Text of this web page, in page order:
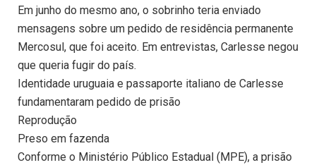
Em junho do mesmo ano, o sobrinho teria enviado
mensagens sobre um pedido de residência permanente
Mercosul, que foi aceito. Em entrevistas, Carlesse negou
que queria fugir do país.
Identidade uruguaia e passaporte italiano de Carlesse
fundamentaram pedido de prisão
Reprodução
Preso em fazenda
Conforme o Ministério Público Estadual (MPE), a prisão